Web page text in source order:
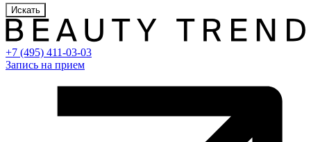
Искать
+7 (495) 411-03-03
Запись на прием